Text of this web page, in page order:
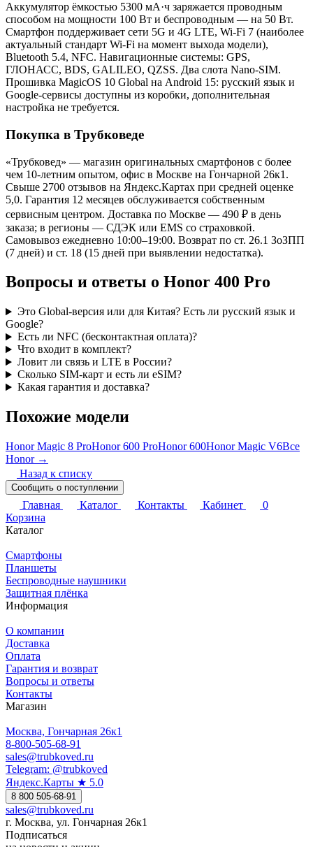
Аккумулятор ёмкостью 5300 мА·ч заряжается проводным
способом на мощности 100 Вт и беспроводным — на 50 Вт.
Смартфон поддерживает сети 5G и 4G LTE, Wi-Fi 7 (наиболее
актуальный стандарт Wi-Fi на момент выхода модели),
Bluetooth 5.4, NFC. Навигационные системы: GPS,
ГЛОНАСС, BDS, GALILEO, QZSS. Два слота Nano-SIM.
Прошивка MagicOS 10 Global на Android 15: русский язык и
Google-сервисы доступны из коробки, дополнительная
настройка не требуется.
Покупка в Трубковеде
«Трубковед» — магазин оригинальных смартфонов с более
чем 10-летним опытом, офис в Москве на Гончарной 26к1.
Свыше 2700 отзывов на Яндекс.Картах при средней оценке
5,0. Гарантия 12 месяцев обслуживается собственным
сервисным центром. Доставка по Москве — 490 ₽ в день
заказа; в регионы — СДЭК или EMS со страховкой.
Самовывоз ежедневно 10:00–19:00. Возврат по ст. 26.1 ЗоЗПП
(7 дней) и ст. 18 (15 дней при выявлении недостатка).
Вопросы и ответы о Honor 400 Pro
Это Global-версия или для Китая? Есть ли русский язык и
Google?
Есть ли NFC (бесконтактная оплата)?
Что входит в комплект?
Ловит ли связь и LTE в России?
Сколько SIM-карт и есть ли eSIM?
Какая гарантия и доставка?
Похожие модели
Honor Magic 8 ProHonor 600 ProHonor 600Honor Magic V6Все
Honor →
Назад к списку
Сообщить о поступлении
Главная Каталог Контакты Кабинет
0
Корзина
Каталог
Смартфоны
Планшеты
Беспроводные наушники
Защитная плёнка
Информация
О компании
Доставка
Оплата
Гарантия и возврат
Вопросы и ответы
Контакты
Магазин
Москва, Гончарная 26к1
8-800-505-68-91
sales@trubkoved.ru
Telegram: @trubkoved
Яндекс.Карты ★ 5.0
8 800 505-68-91
sales@trubkoved.ru
г. Москва, ул. Гончарная 26к1
Подписаться